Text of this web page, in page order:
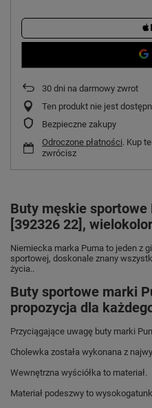
30 dni na darmowy zwrot
Ten produkt nie jest
Bezpieczne zakupy
Odroczone płatności. Kup
zwrócisz
Buty męskie sportowe
[392326 22],
Niemiecka marka Puma to jeden z
sportowej, doskonale znany
życia..
Buty sportowe marki
propozycja dla
Przyciągające uwagę buty marki
Cholewka została wykonana z
Wewnętrzna wyściółka to materiał.
Materiał podeszwy to